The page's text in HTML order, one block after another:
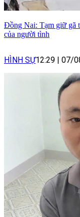
Đồng Nai: Tạm giữ gã
của người tình
HÌNH SỰ12:29 | 07/